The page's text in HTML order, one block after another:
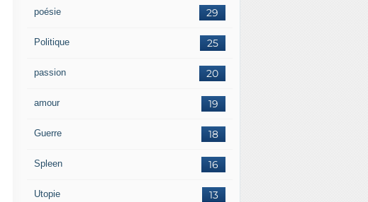
29
poésie
25
Politique
20
passion
19
amour
18
Guerre
16
Spleen
13
Utopie